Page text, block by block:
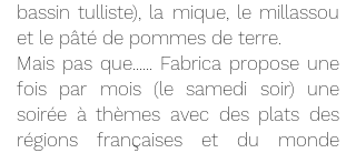
bassin tulliste), la mique, le millassou
et le pâté de pommes de terre.
Mais pas que...... Fabrica propose une
fois par mois (le samedi soir) une
soirée à thèmes avec des plats des
régions françaises et du monde